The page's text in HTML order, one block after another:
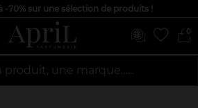
-70% sur une sélection de produits !
0
produit, une marque…...